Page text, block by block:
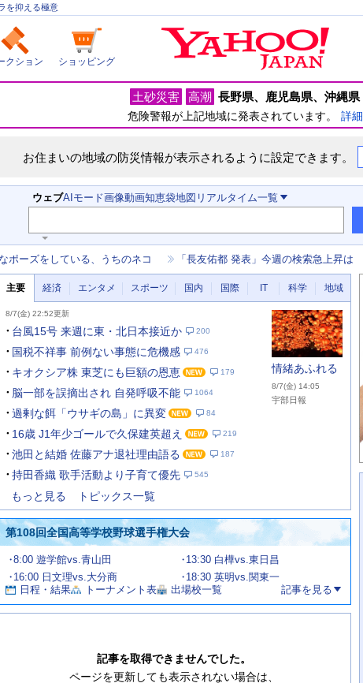
を抑える極意
クション ショッピング
土砂災害 高潮 長野県 鹿児島県 沖縄県
危険警報が上記地域に発表されています。 詳細
お住まいの地域の防災情報が表示されるように設定できます。
検
索
ウェブAIモード画像動画知恵袋地図 リアルタイム一覧
ワ
ー
力
補
助
を
開
く
ポーズをしている、うちのネコ 「長友佑都 発表」今週の検索急上昇は
ュ
ス
主要 経済 エンタメ スポーツ 国内 国際 IT 科学 地域
要
ニ
ー
8/7(金) 22:52更新
台風15号 来週に東・北日本接近か 200
国税不祥事 前例ない事態に危機感 476
キオクシア株 東芝にも巨額の恩恵 179
脳一部を誤摘出され 自発呼吸不能 1064
過剰な餌「ウサギの島」に異変 84
16歳 J1年少ゴールで久保建英超え 219
池田と結婚 佐藤アナ退社理由語る 187
持田香織 歌手活動より子育て優先 545
情緒あふれる
8/7(金) 14:05
宇部日報
もっと見る トピックス一覧
第108回全国高等学校野球選手権大会
試
合
情
報
8:00 遊学館vs.青山田
13:30 白樺vs.東日昌
16:00 日文理vs.大分商
18:30 英明vs.関東一
日程・結果
トーナメント表 出場校一覧 記事を見る
お
す
記事を取得できませんでした。
ページを更新しても表示されない場合は、